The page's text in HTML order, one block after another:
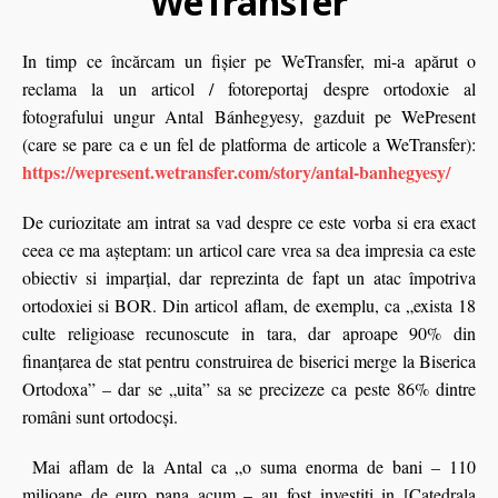
In timp ce încărcam un fișier pe WeTransfer, mi-a apărut o
reclama la un articol / fotoreportaj despre ortodoxie al
fotografului ungur Antal Bánhegyesy, gazduit pe WePresent
(care se pare ca e un fel de platforma de articole a WeTransfer):
https://wepresent.wetransfer.com/story/antal-banhegyesy/
De curiozitate am intrat sa vad despre ce este vorba si era exact
ceea ce ma așteptam: un articol care vrea sa dea impresia ca este
obiectiv si imparțial, dar reprezinta de fapt un atac împotriva
ortodoxiei si BOR. Din articol aflam, de exemplu, ca „exista 18
culte religioase recunoscute in tara, dar aproape 90% din
finanțarea de stat pentru construirea de biserici merge la Biserica
Ortodoxa” – dar se „uita” sa se precizeze ca peste 86% dintre
români sunt ortodocşi.
Mai aflam de la Antal ca „o suma enorma de bani – 110